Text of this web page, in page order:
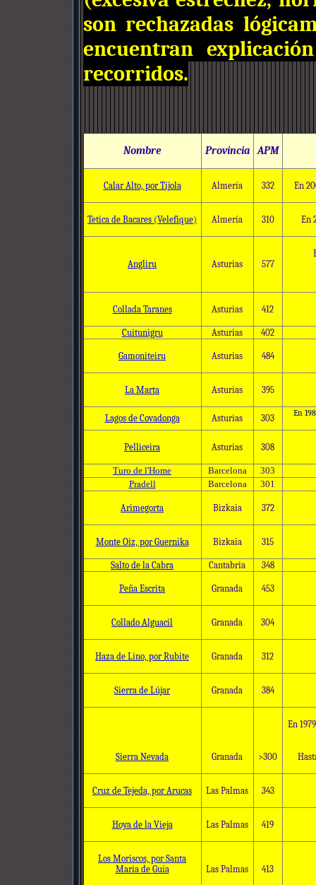
son rechazadas
encuentran
recorridos.
Nombre Provincia APM
Calar Alto, por Tíjola Almería 332 En
Tetica de Bacares (Velefique) Almería 310 En
Angliru Asturias 577
Collada Taranes Asturias 412
Cuitunigru Asturias 402
Gamoniteiru Asturias 484
La Marta Asturias 395
Lagos de Covadonga Asturias 303 En
Pelliceira Asturias 308
Turo de l'Home Barcelona
303
Pradell
Barcelona 301
Arimegorta Bizkaia 372
Monte Oiz, por Guernika Bizkaia 315
Salto de la Cabra Cantabria 348
Peña Escrita Granada 453
Collado Alguacil Granada 304
Haza de Lino, por Rubite Granada 312
Sierra de Lújar Granada 384
Sierra Nevada Granada >300
En
Cruz de Tejeda, por Arucas Las Palmas 343
Hoya de la Vieja Las Palmas 419
Los Moriscos, por Santa
María de Guía
Las Palmas 413